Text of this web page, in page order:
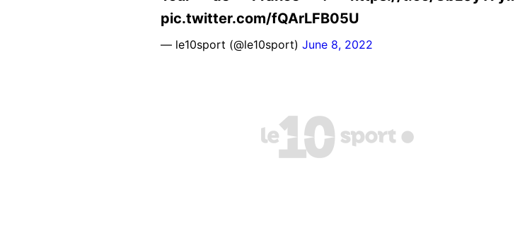
pic.twitter.com/fQArLFB05U
— le10sport (@le10sport) June 8, 2022